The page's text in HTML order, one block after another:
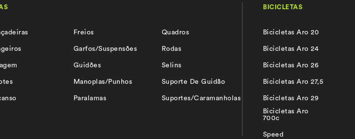
Freios
Garfos/Suspensões
Guidões
Manoplas/Punhos
Paralamas
Quadros
Rodas
Selins
Suporte De Guidão
Suportes/Caramanholas
BICICLETAS
Bicicletas Aro 20
Bicicletas Aro 24
Bicicletas Aro 26
Bicicletas Aro 27,5
Bicicletas Aro 29
Bicicletas Aro
700c
Speed